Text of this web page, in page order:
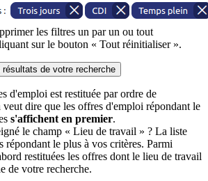
les filtres un par un ou tout
sur le bouton « Tout réinitialiser ».
de votre recherche
d'emploi est restituée par ordre de
veut dire que les offres d'emploi répondant le
s'affichent en premier.
le champ « Lieu de travail » ? La liste
répondant le plus à vos critères. Parmi
restituées les offres dont le lieu de travail
de votre recherche.